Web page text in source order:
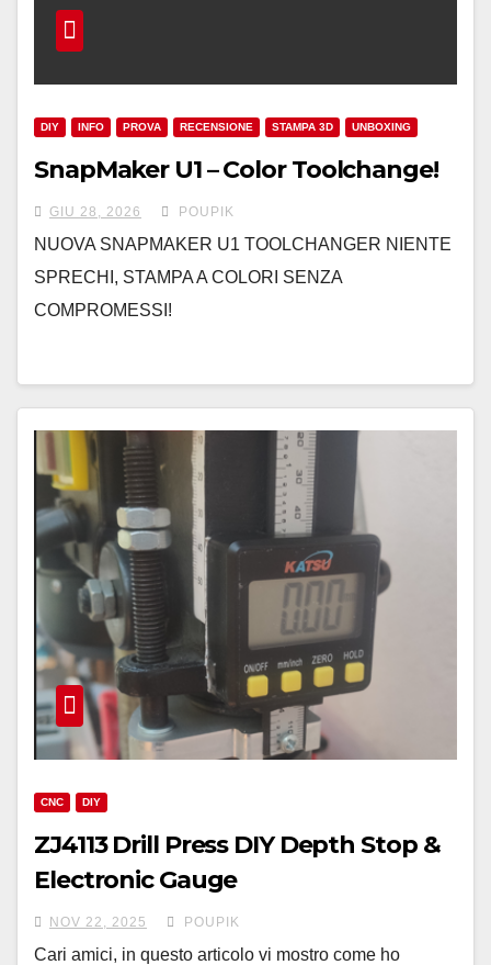
DIY INFO PROVA RECENSIONE STAMPA 3D UNBOXING
SnapMaker U1 – Color Toolchange!
GIU 28, 2026 POUPIK
NUOVA SNAPMAKER U1 TOOLCHANGER NIENTE
SPRECHI, STAMPA A COLORI SENZA
COMPROMESSI!
CNC DIY
ZJ4113 Drill Press DIY Depth Stop &
Electronic Gauge
NOV 22, 2025 POUPIK
Cari amici, in questo articolo vi mostro come ho